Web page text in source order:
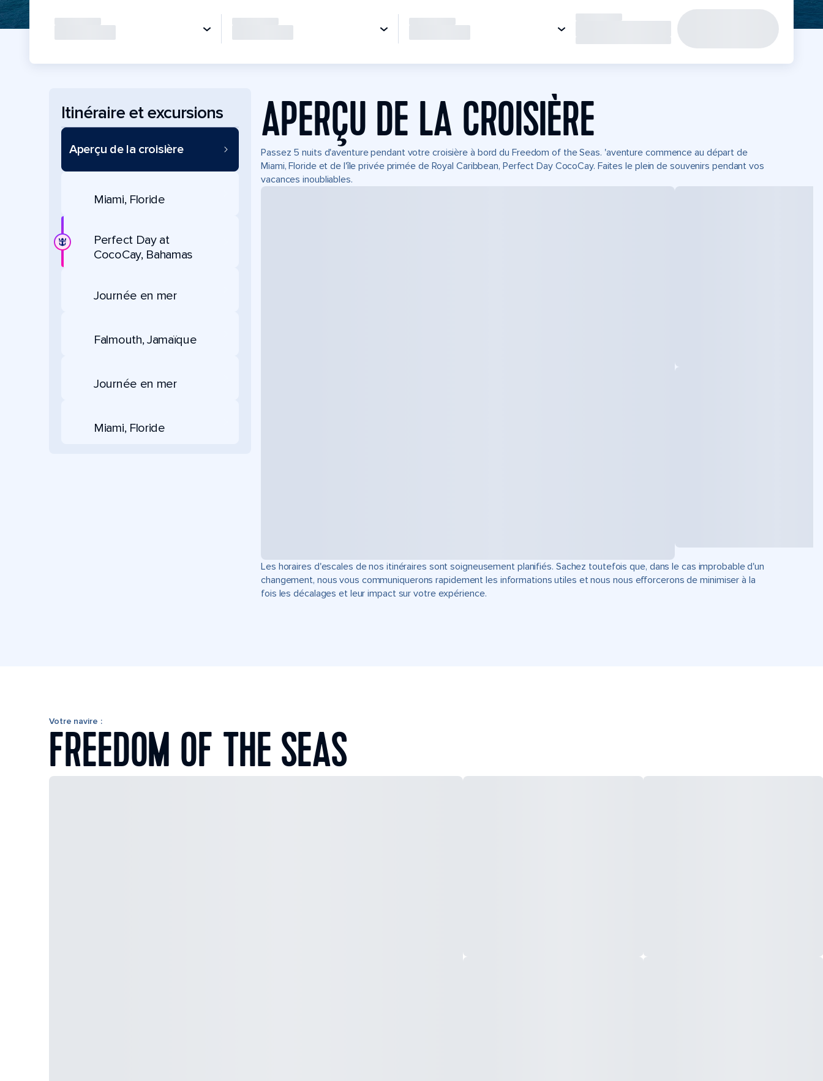
Itinéraire et excursions
Aperçu de la croisière
Miami, Floride
Perfect Day at
CocoCay, Bahamas
Journée en mer
Falmouth, Jamaïque
Journée en mer
Miami, Floride
APERÇU DE LA CROISIÈRE
Passez 5 nuits d'aventure pendant votre croisière à bord du Freedom of the Seas. 'aventure commence au départ de
Miami, Floride et de l'île privée primée de Royal Caribbean, Perfect Day CocoCay. Faites le plein de souvenirs pendant vos
vacances inoubliables.
Les horaires d'escales de nos itinéraires sont soigneusement planifiés. Sachez toutefois que, dans le cas improbable d'un
changement, nous vous communiquerons rapidement les informations utiles et nous nous efforcerons de minimiser à la
fois les décalages et leur impact sur votre expérience.
Votre navire :
FREEDOM OF THE SEAS